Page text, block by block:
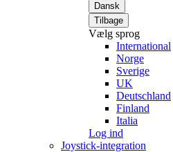
Dansk
Tilbage
Vælg sprog
International
Norge
Sverige
UK
Deutschland
Finland
Italia
Log ind
Joystick-integration